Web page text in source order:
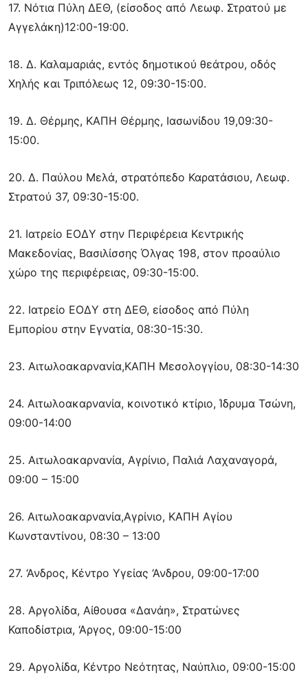
17. Νότια Πύλη ΔΕΘ, (είσοδος από Λεωφ. Στρατού με
Αγγελάκη)12:00-19:00.
18. Δ. Καλαμαριάς, εντός δημοτικού θεάτρου, οδός
Χηλής και Τριπόλεως 12, 09:30-15:00.
19. Δ. Θέρμης, ΚΑΠΗ Θέρμης, Ιασωνίδου 19,09:30-
15:00.
20. Δ. Παύλου Μελά, στρατόπεδο Καρατάσιου, Λεωφ.
Στρατού 37, 09:30-15:00.
21. Ιατρείο ΕΟΔΥ στην Περιφέρεια Κεντρικής
Μακεδονίας, Βασιλίσσης Όλγας 198, στον προαύλιο
χώρο της περιφέρειας, 09:30-15:00.
22. Ιατρείο ΕΟΔΥ στη ΔΕΘ, είσοδος από Πύλη
Εμπορίου στην Εγνατία, 08:30-15:30.
23. Αιτωλοακαρνανία,ΚΑΠΗ Μεσολογγίου, 08:30-14:30
24. Αιτωλοακαρνανία, κοινοτικό κτίριο, Ίδρυμα Τσώνη,
09:00-14:00
25. Αιτωλοακαρνανία, Αγρίνιο, Παλιά Λαχαναγορά,
09:00 – 15:00
26. Αιτωλοακαρνανία,Αγρίνιο, ΚΑΠΗ Αγίου
Κωνσταντίνου, 08:30 – 13:00
27. ‘Ανδρος, Κέντρο Υγείας ‘Ανδρου, 09:00-17:00
28. Αργολίδα, Αίθουσα «Δανάη», Στρατώνες
Καποδίστρια, ‘Αργος, 09:00-15:00
29. Αργολίδα, Κέντρο Νεότητας, Ναύπλιο, 09:00-15:00